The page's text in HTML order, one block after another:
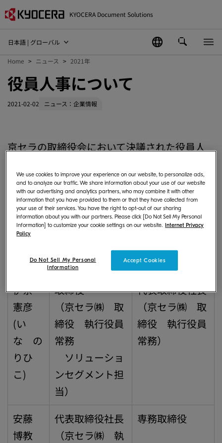
KYOCERA Document Solutions
日本語 | グローバル
Home ニュース 2021年
役員人事について
2021-02-02 ニュース：企業情報
京セラの取締役会において決議された役員人
において決議された、
４月１日付の役員人事をお知らせ致します。
記
氏名 新役位
現役位
伊奈
憲彦
(い
な の
りひ
こ)
取締役
（京セラ㈱ 取
締役 執行役員
常務
ソリューショ
ンセグメント担
当）
代表取締役社長
（京セラ㈱ 取
締役 執行役員
常務）
安藤
博教
代表取締役社長
（京セラ㈱ 執
専務取締役
We use cookies to improve your experience on our website, to personalize ads,
and to analyze our traffic. We share information about your use of our website
with our advertising and analytics partners, who may combine it with other
information that you have provided to them or that they have collected from
your use of their services. You have the right to opt-out of our sharing
information about you with our partners. Please click [Do Not Sell My Personal
Information] to customize your cookie settings on our website.
Internet Privacy
Policy
Accept Cookies
Do Not Sell My Personal
Information